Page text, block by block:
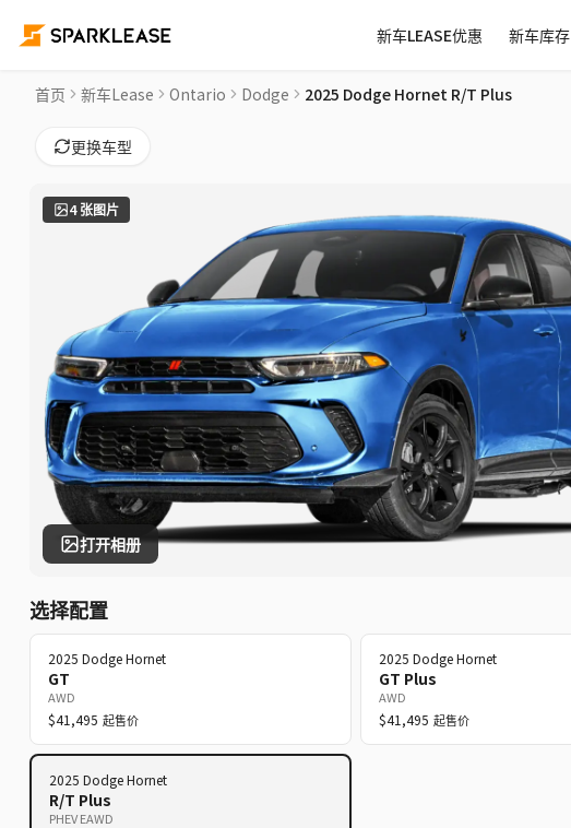
新车LEASE优惠 新车库存
2025 Dodge Hornet R/T Plus Car Lease Deals in 多伦多
首页 新车Lease Ontario Dodge 2025 Dodge Hornet R/T Plus
更换车型
4 张图片
打开相册
选择配置
2025 DodgeHornet
GT
AWD
$41,495 起售价
2025 DodgeHornet
GT Plus
AWD
$41,495 起售价
2025 DodgeHornet
R/T Plus
PHEV EAWD